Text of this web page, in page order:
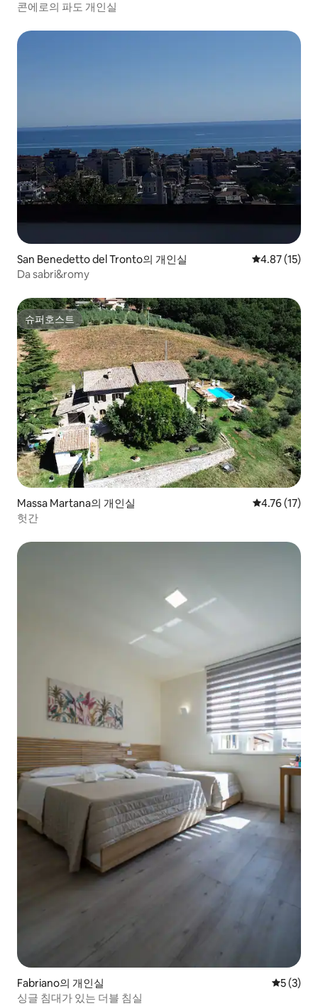
콘에로의 파도 개인실
San Benedetto del Tronto의 개인실 평점 4.87점
4.87 (15)
Da sabri&romy
슈퍼호스트
슈퍼호스트
Massa Martana의 개인실 평점 4.76점
4.76 (17)
헛간
Fabriano의 개인실 평점 5점
5 (3)
싱글 침대가 있는 더블 침실